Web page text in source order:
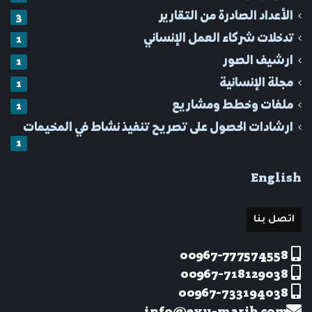
الأعداد الصادرة من التقارير 3
تدخلات شركاء العمل الإنساني 1
ارشيف الصور 1
مجلة الإنسانية 1
ملفات وخطط ومشاريع 1
ارشادات الحصول على تصريح تنفيذ نشاط في المخيمات
1
English
اتصل بنا